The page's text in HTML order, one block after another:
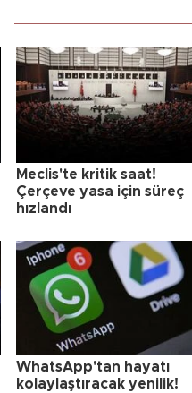
Meclis'te kritik saat!
Çerçeve yasa için süreç
hızlandı
WhatsApp'tan hayatı
kolaylaştıracak yenilik!